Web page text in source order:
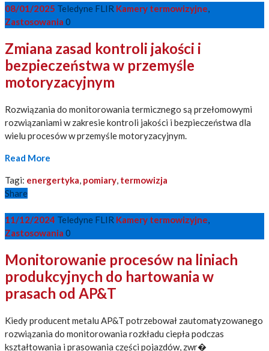
08/01/2025 Teledyne FLIR Kamery termowizyjne,
Zastosowania 0
Zmiana zasad kontroli jakości i
bezpieczeństwa w przemyśle
motoryzacyjnym
Rozwiązania do monitorowania termicznego są przełomowymi
rozwiązaniami w zakresie kontroli jakości i bezpieczeństwa dla
wielu procesów w przemyśle motoryzacyjnym.
Read More
Tagi: energertyka, pomiary, termowizja
Share
11/12/2024 Teledyne FLIR Kamery termowizyjne,
Zastosowania 0
Monitorowanie procesów na liniach
produkcyjnych do hartowania w
prasach od AP&T
Kiedy producent metalu AP&T potrzebował zautomatyzowanego
rozwiązania do monitorowania rozkładu ciepła podczas
kształtowania i prasowania części pojazdów, zwr�